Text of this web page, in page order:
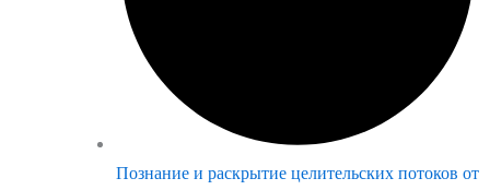
Познание и раскрытие целительских потоков от